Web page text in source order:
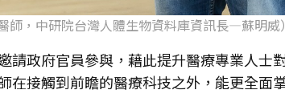
師，中研院台灣人體生物資料庫資訊長—蘇明威）
政府官員參與，藉此提升醫療專業人士
接觸到前瞻的醫療科技之外，能更全面